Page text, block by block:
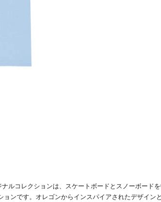
ナルコレクションは、スケートボードとスノーボー
ョンです。オレゴンからインスパイアされたデザイ